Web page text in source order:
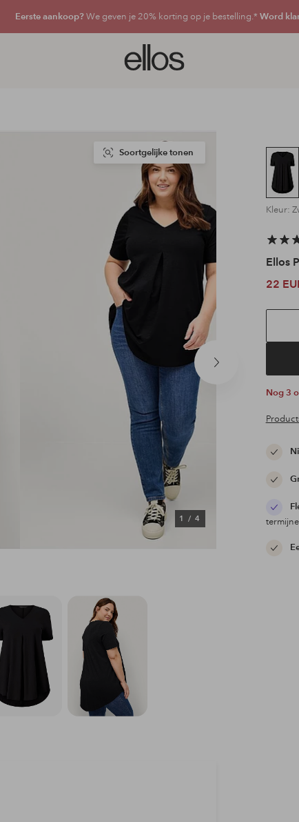
Eerste aankoop?We geven je 20% korting op je bestelling.* Word
Ellos
logo
voorpagina
Volgend
1/ 4
Soortgelijke tonen
Kleur:
Ellos
22
Nog 3